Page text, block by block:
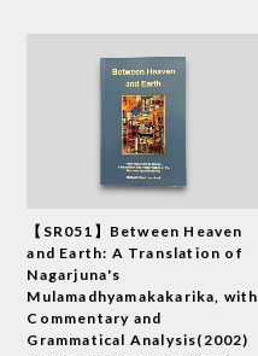
【SR051】Between Heaven
and Earth: A Translation of
Nagarjuna's
Mulamadhyamakakarika, with
Commentary and
Grammatical Analysis(2002)